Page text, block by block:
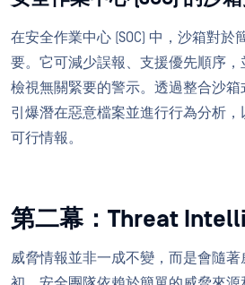
在安全作業中心 (SOC) 中，沙箱對於
要。它可減少誤報、支援優先順序
檢視無關緊要的警示。透過整合沙箱
引爆潛在惡意檔案並進行行為分析
可行情報。
第二幕：Threat
威脅情報並非一成不變，而是會隨